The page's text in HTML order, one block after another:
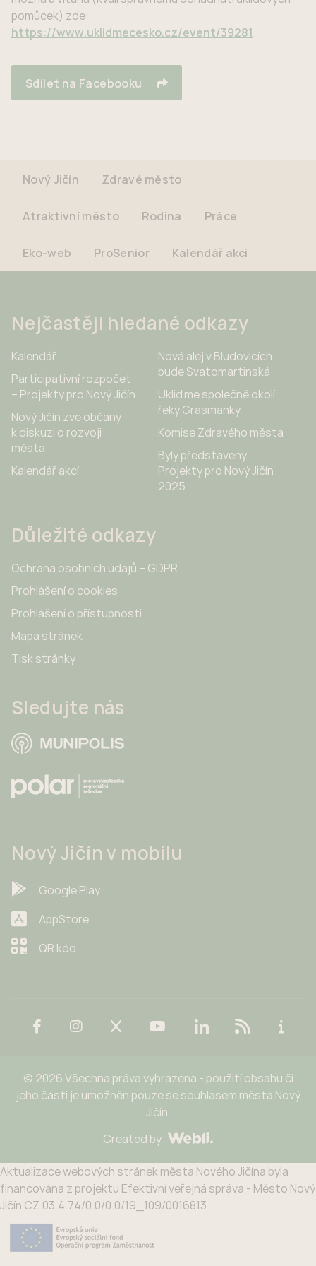
pomůcek) zde:
https://www.uklidmecesko.cz/event/39281.
Sdílet na Facebooku
Nový Jičín Zdravé město
Atraktivní město Rodina Práce
Eko-web ProSenior Kalendář akcí
Nejčastěji hledané odkazy
Kalendář
Participativní rozpočet
– Projekty pro Nový Jičín
Nový Jičín zve občany
k diskuzi o rozvoji
města
Kalendář akcí
Nová alej v Bludovicích
bude Svatomartinská
Ukliďme společně okolí
řeky Grasmanky
Komise Zdravého města
Byly představeny
Projekty pro Nový Jičín
2025
Důležité odkazy
Ochrana osobních údajů – GDPR
Prohlášení o cookies
Prohlášení o přístupnosti
Mapa stránek
Tisk stránky
Sledujte nás
Nový Jičín v mobilu
Google Play
AppStore
QR kód
© 2026 Všechna práva vyhrazena - použití obsahu či
jeho části je umožněn pouze se souhlasem města Nový
Jičín.
Created by
Aktualizace webových stránek města Nového Jičína byla
financována z projektu Efektivní veřejná správa - Město Nový
Jičín CZ.03.4.74/0.0/0.0/19_109/0016813